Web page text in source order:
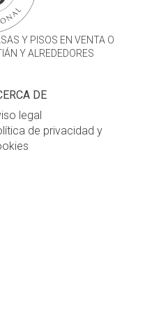
Y PISOS EN VENTA O
Y ALREDEDORES
DE
legal
de privacidad y